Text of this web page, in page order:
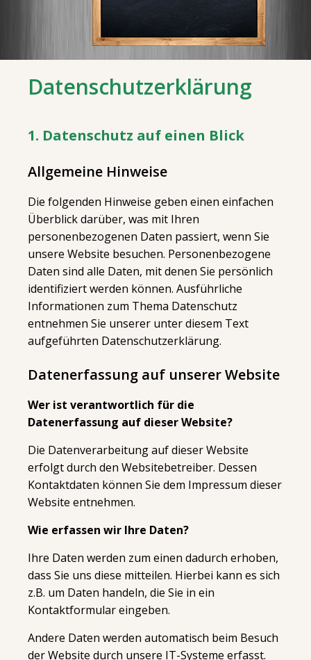
Datenschutzerklärung
1. Datenschutz auf einen Blick
Allgemeine Hinweise
Die folgenden Hinweise geben einen einfachen
Überblick darüber, was mit Ihren
personenbezogenen Daten passiert, wenn Sie
unsere Website besuchen. Personenbezogene
Daten sind alle Daten, mit denen Sie persönlich
identifiziert werden können. Ausführliche
Informationen zum Thema Datenschutz
entnehmen Sie unserer unter diesem Text
aufgeführten Datenschutzerklärung.
Datenerfassung auf unserer Website
Wer ist verantwortlich für die
Datenerfassung auf dieser Website?
Die Datenverarbeitung auf dieser Website
erfolgt durch den Websitebetreiber. Dessen
Kontaktdaten können Sie dem Impressum dieser
Website entnehmen.
Wie erfassen wir Ihre Daten?
Ihre Daten werden zum einen dadurch erhoben,
dass Sie uns diese mitteilen. Hierbei kann es sich
z.B. um Daten handeln, die Sie in ein
Kontaktformular eingeben.
Andere Daten werden automatisch beim Besuch
der Website durch unsere IT-Systeme erfasst.